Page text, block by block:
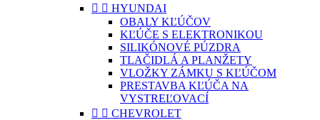
  HYUNDAI
OBALY KĽÚČOV
KĽÚČE S ELEKTRONIKOU
SILIKÓNOVÉ PÚZDRA
TLAČIDLÁ A PLANŽETY
VLOŽKY ZÁMKU S KĽÚČOM
PRESTAVBA KĽÚČA NA
VYSTREĽOVACÍ
  CHEVROLET